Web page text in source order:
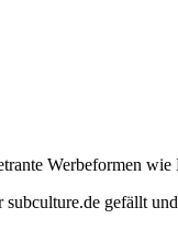
Werbeformen
gefällt